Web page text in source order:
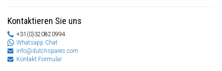
Kontaktieren Sie uns
+31(0)320820994
Whatsapp Chat
info@dutchspares.com
Kontakt Formular